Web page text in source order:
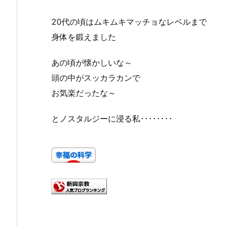
20代の頃はムキムキマッチョなレベルまで
身体を鍛えました
あの頃が懐かしいな～
頭の中がスッカラカンで
お気楽だったな～
とノスタルジーに浸る私････････